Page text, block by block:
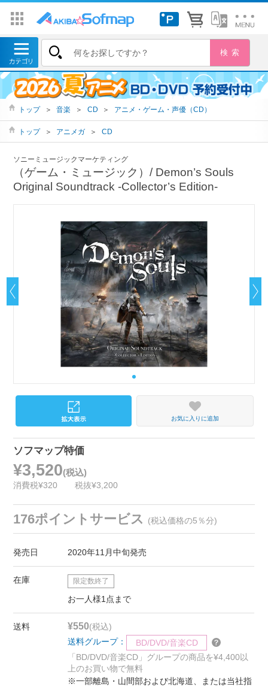
トップ ＞ 音楽 ＞ CD ＞ アニメ・ゲーム・声優（CD）
トップ ＞ アニメガ ＞ CD
ソニーミュージックマーケティング
（ゲーム・ミュージック）/ Demon’s Souls
Original Soundtrack ‐Collector’s Edition-
お気に入りに追加
ソフマップ特価
¥3,520(税込)
消費税¥320 税抜¥3,200
176ポイントサービス (税込価格の5％分)
発売日 2020年11月中旬発売
在庫 限定数終了
お一人様1点まで
送料 ¥550(税込)
送料グループ：
BD/DVD/音楽CD
「BD/DVD/音楽CD」グループの商品を¥4,400以
上のお買い物で無料
※一部離島・山間部および北海道、または当社指